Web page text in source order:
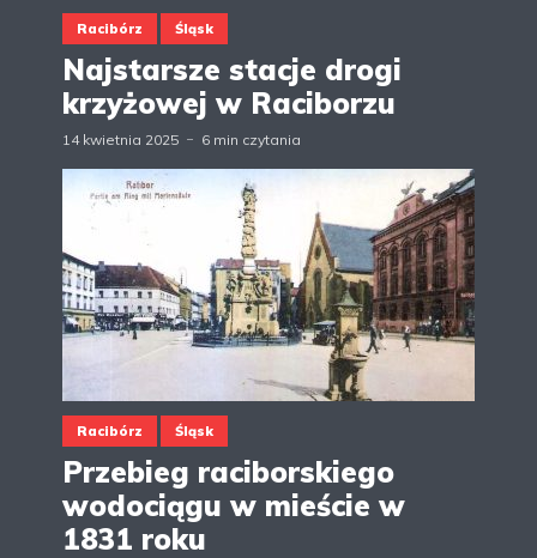
Racibórz Śląsk
Najstarsze stacje drogi
krzyżowej w Raciborzu
14 kwietnia 2025 6 min czytania
Racibórz Śląsk
Przebieg raciborskiego
wodociągu w mieście w
1831 roku